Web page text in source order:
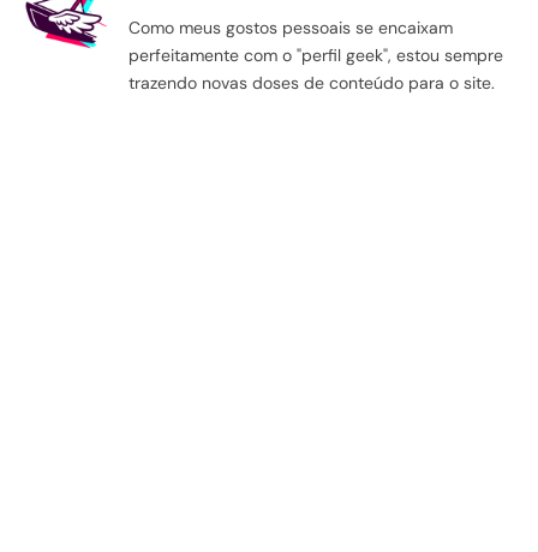
Como meus gostos pessoais se encaixam
perfeitamente com o "perfil geek", estou sempre
trazendo novas doses de conteúdo para o site.